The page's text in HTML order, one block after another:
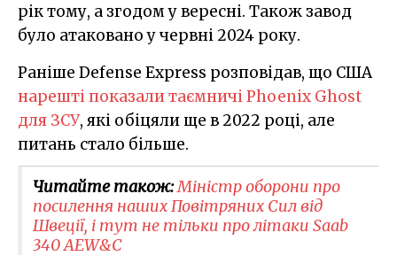
рік тому, а згодом у вересні. Також завод
було атаковано у червні 2024 року.
Раніше Defense Express розповідав, що США
нарешті показали таємничі Phoenix Ghost
для ЗСУ, які обіцяли ще в 2022 році, але
питань стало більше.
Читайте також:Міністр оборони про
посилення наших Повітряних Сил від
Швеції, і тут не тільки про літаки Saab
340 AEW&C